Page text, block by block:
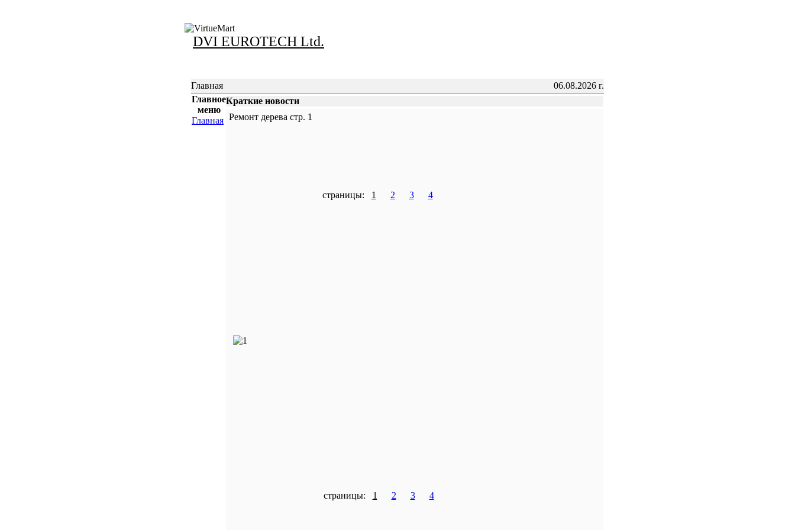
DVI EUROTECH Ltd.
Главная
06.08.2026 г.
Главное
меню
Главная
Краткие новости
Ремонт дерева стр. 1
страницы: 1 2 3 4
страницы: 1 2 3 4